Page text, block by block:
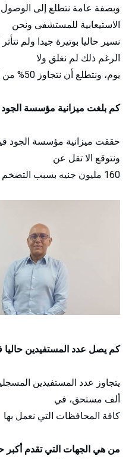
الاستيعابية للمستشفى ونحن
نسير حاليا بوتيرة جيدا ولم
الرغم ذلك لم نغلق ولا
يوم، ونتطلع أن نتجاوز 50% من الطاقة الاستيعابية في 2025 .
كم بلغت ميزانية مؤسسة الجود خلال
ونتوقع الا تقل عن
160 مليون جنيه بسبب التضخم وارتفاعات الأسعار
كم يصل عدد المستفيدين
ألف مستحق، في
كافة المحافظات التي نعمل بها
من هي الجهات التي تقدم